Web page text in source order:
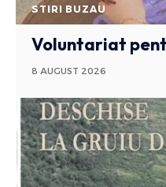
STIRI BUZAU
Voluntariat
8 AUGUST 2026